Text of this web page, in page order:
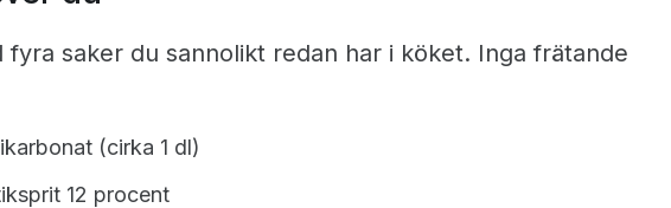
fyra saker du sannolikt redan har i köket. Inga frätande
(cirka 1 dl)
12 procent